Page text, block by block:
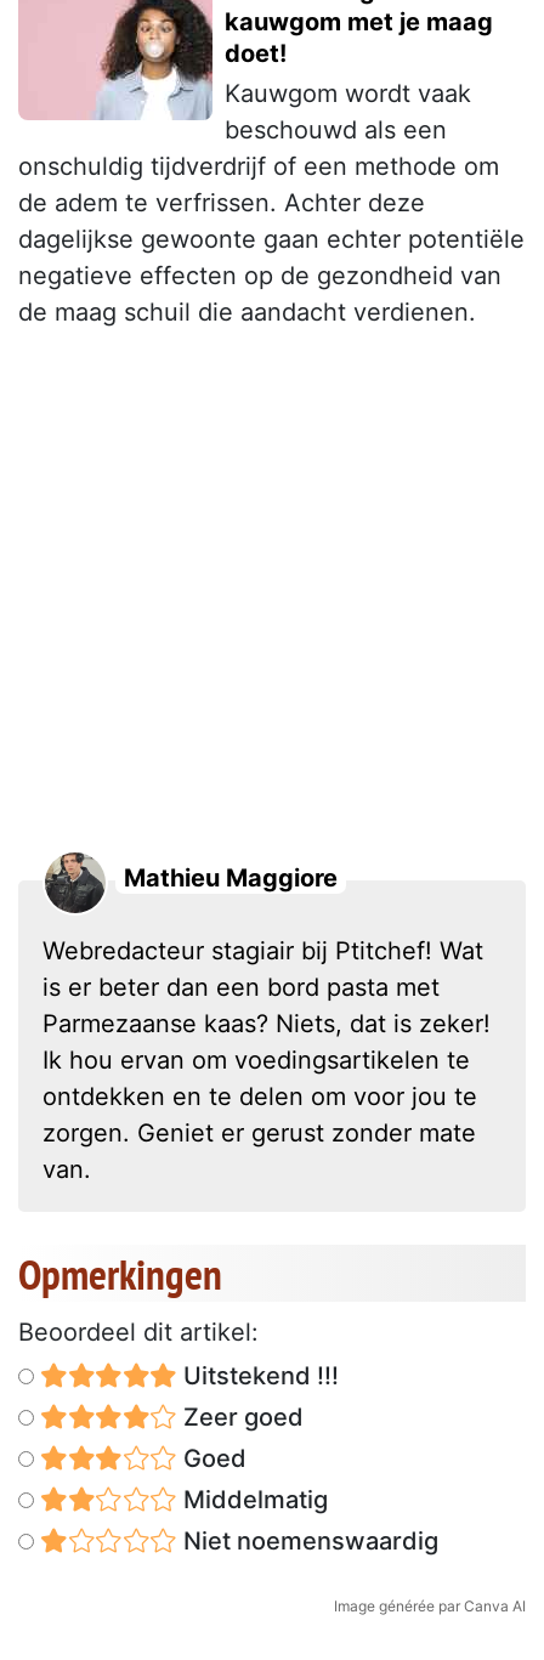
kauwgom met je maag
doet!
Kauwgom wordt vaak
beschouwd als een
onschuldig tijdverdrijf of een methode om
de adem te verfrissen. Achter deze
dagelijkse gewoonte gaan echter potentiële
negatieve effecten op de gezondheid van
de maag schuil die aandacht verdienen.
Mathieu Maggiore
Webredacteur stagiair bij Ptitchef! Wat
is er beter dan een bord pasta met
Parmezaanse kaas? Niets, dat is zeker!
Ik hou ervan om voedingsartikelen te
ontdekken en te delen om voor jou te
zorgen. Geniet er gerust zonder mate
van.
Opmerkingen
Beoordeel dit artikel:
Uitstekend !!!
Zeer goed
Goed
Middelmatig
Niet noemenswaardig
Image générée par Canva AI